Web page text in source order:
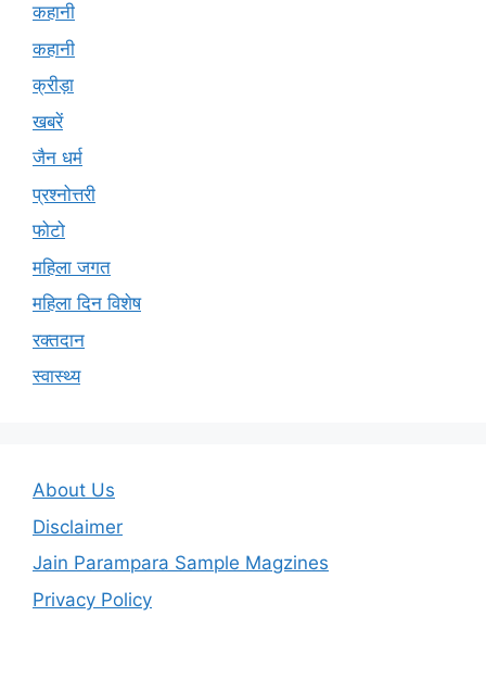
कहानी
कहानी
क्रीड़ा
खबरें
जैन धर्म
प्रश्नोत्तरी
फोटो
महिला जगत
महिला दिन विशेष
रक्तदान
स्वास्थ्य
About Us
Disclaimer
Jain Parampara Sample Magzines
Privacy Policy